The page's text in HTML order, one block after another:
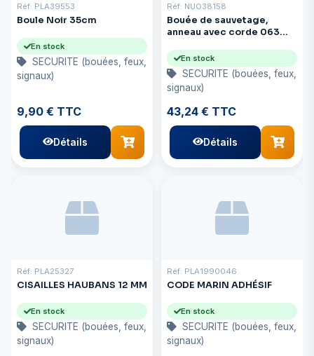
Réf: PLA39553
Boule Noir 35cm
En stock
SECURITE (bouées, feux,
signaux)
9,90 € TTC
Détails
Réf: NUO38158
Bouée de sauvetage,
anneau avec corde 063
En stock
SECURITE (bouées, feux,
signaux)
43,24 € TTC
Détails
Réf: PLA25327
CISAILLES HAUBANS 12 MM
En stock
SECURITE (bouées, feux,
signaux)
Réf: PLA1990046
CODE MARIN ADHÉSIF
En stock
SECURITE (bouées, feux,
signaux)